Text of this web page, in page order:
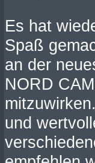
Es hat
Spaß
an der
NORD
und